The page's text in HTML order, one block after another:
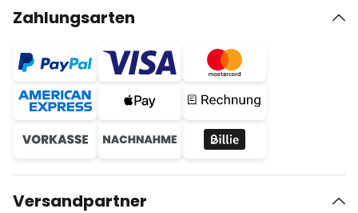
Zahlungsarten
Versandpartner